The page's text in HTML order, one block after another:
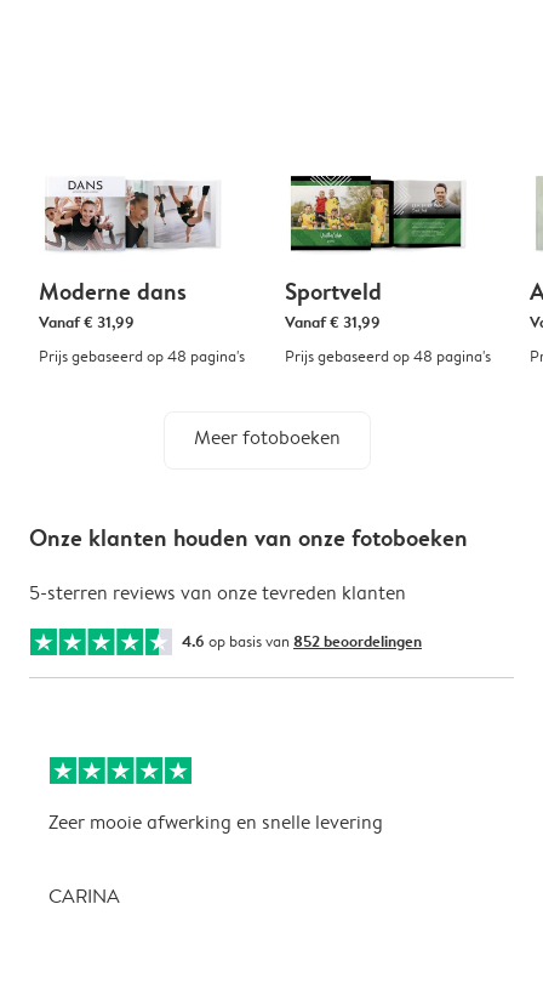
Moderne dans
Vanaf€ 31,99
Prijs gebaseerd op 48 pagina's
Sportveld
Vanaf€ 31,99
Prijs gebaseerd op 48 pagina's
Meer fotoboeken
Onze klanten houden van onze fotoboeken
5-sterren reviews van onze tevreden klanten
4.6 op basis van 852 beoordelingen
Zeer mooie afwerking en snelle levering
CARINA